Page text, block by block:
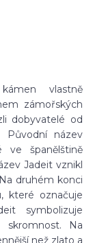
vlastně
zámořských
dobyvatelé od
Původní název
španělštině
Jadeit vznikl
druhém konci
které označuje
symbolizuje
skromnost. Na
než zlato a